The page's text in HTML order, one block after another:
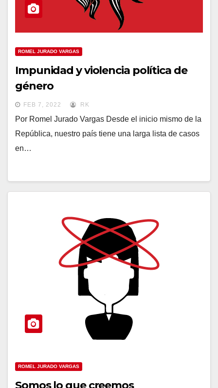
ROMEL JURADO VARGAS
Impunidad y violencia política de
género
FEB 7, 2022 RK
Por Romel Jurado Vargas Desde el inicio mismo de la
República, nuestro país tiene una larga lista de casos
en…
ROMEL JURADO VARGAS
Somos lo que creemos